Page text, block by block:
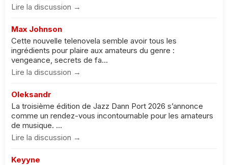
Lire la discussion →
Max Johnson
Cette nouvelle telenovela semble avoir tous les
ingrédients pour plaire aux amateurs du genre :
vengeance, secrets de fa...
Lire la discussion →
Oleksandr
La troisième édition de Jazz Dann Port 2026 s’annonce
comme un rendez-vous incontournable pour les amateurs
de musique. ...
Lire la discussion →
Keyyne